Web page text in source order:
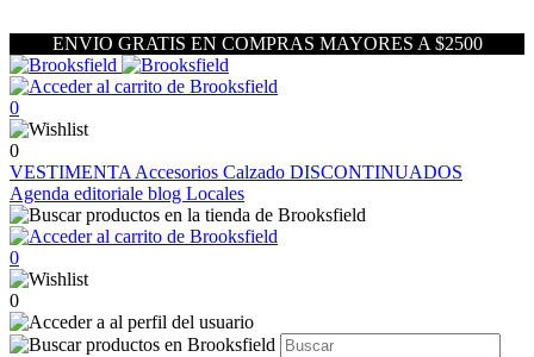
ENVIO GRATIS EN COMPRAS MAYORES A $2500
0
0
VESTIMENTA Accesorios Calzado DISCONTINUADOS
Agenda editoriale blog Locales
0
0